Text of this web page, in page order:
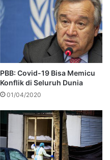
PBB: Covid-19 Bisa Memicu
Konflik di Seluruh Dunia
01/04/2020